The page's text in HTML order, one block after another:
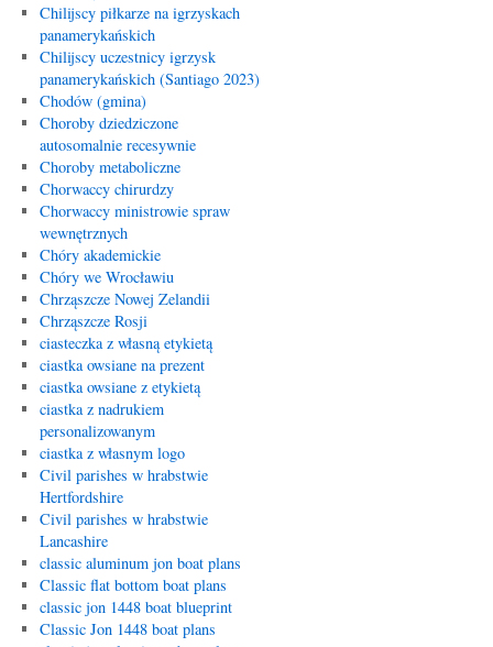
Chilijscy piłkarze na igrzyskach
panamerykańskich
Chilijscy uczestnicy igrzysk
panamerykańskich (Santiago 2023)
Chodów (gmina)
Choroby dziedziczone
autosomalnie recesywnie
Choroby metaboliczne
Chorwaccy chirurdzy
Chorwaccy ministrowie spraw
wewnętrznych
Chóry akademickie
Chóry we Wrocławiu
Chrząszcze Nowej Zelandii
Chrząszcze Rosji
ciasteczka z własną etykietą
ciastka owsiane na prezent
ciastka owsiane z etykietą
ciastka z nadrukiem
personalizowanym
ciastka z własnym logo
Civil parishes w hrabstwie
Hertfordshire
Civil parishes w hrabstwie
Lancashire
classic aluminum jon boat plans
Classic flat bottom boat plans
classic jon 1448 boat blueprint
Classic Jon 1448 boat plans